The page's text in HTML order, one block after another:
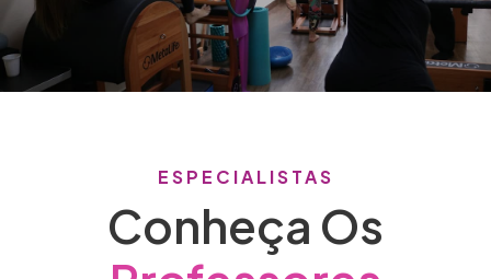
ESPECIALISTAS
Conheça Os